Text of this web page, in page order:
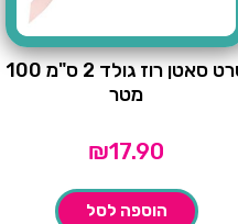
סרט סאטן רוז גולד 2 ס"מ 100
מטר
₪17.90
הוספה לסל